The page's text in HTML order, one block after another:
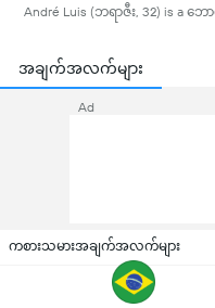
André Luis (ဘရာဇီး, 32) is a ဘေ
အချက်အလက်များ
Ad
ကစားသမားအချက်အလက်များ